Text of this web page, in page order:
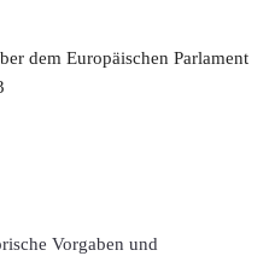
dem Europäischen Parlament
Vorgaben und